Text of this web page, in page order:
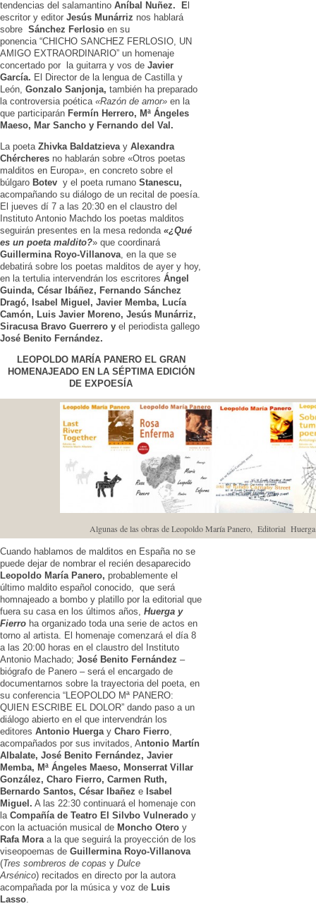
tendencias del salamantino Aníbal Nuñez. E
escritor y editor Jesús Munárriz nos hablará
sobre Sánchez Ferlosio en su
ponencia “CHICHO SANCHEZ FERLOSIO, UN
AMIGO EXTRAORDINARIO” un homenaje
concertado por la guitarra y vos de Javier
García. El Director de la lengua de Castilla y
León, Gonzalo Sanjonja, también ha preparado
la controversia poética «Razón de amor» en la
que participarán Fermín Herrero, Mª Ángeles
Maeso, Mar Sancho y Fernando del Val.
La poeta Zhivka Baldatzieva y Alexandra
Chércheres no hablarán sobre «Otros poetas
malditos en Europa», en concreto sobre el
búlgaro Botev y el poeta rumano Stanescu,
acompañando su diálogo de un recital de poesía.
El jueves dí 7 a las 20:30 en el claustro del
Instituto Antonio Machdo los poetas malditos
seguirán presentes en la mesa redonda «¿Qué
es un poeta maldito?» que coordinará
Guillermina Royo-Villanova , en la que se
debatirá sobre los poetas malditos de ayer y hoy,
en la tertulia intervendrán los escritores Ángel
Guinda, César Ibáñez, Fernando Sánchez
Dragó, Isabel Miguel, Javier Memba, Lucía
Camón, Luis Javier Moreno, Jesús Munárriz,
Siracusa Bravo Guerrero y el periodista gallego
José Benito Fernández.
LEOPOLDO MARÍA PANERO EL GRAN
HOMENAJEADO EN LA SÉPTIMA EDICIÓN
DE EXPOESÍA
Algunas de las obras de Leopoldo María Panero, Editorial
Cuando hablamos de malditos en España no se
puede dejar de nombrar el recién desaparecido
Leopoldo María Panero, probablemente el
último maldito español conocido, que será
homnajeado a bombo y platillo por la editorial que
fuera su casa en los últimos años, Huerga y
Fierro ha organizado toda una serie de actos en
torno al artista. El homenaje comenzará el día 8
a las 20:00 horas en el claustro del Instituto
Antonio Machado; José Benito Fernández –
biógrafo de Panero – será el encargado de
documentarnos sobre la trayectoria del poeta, en
su conferencia “LEOPOLDO Mª PANERO:
QUIEN ESCRIBE EL DOLOR” dando paso a un
diálogo abierto en el que intervendrán los
editores Antonio Huergay Charo Fierro,
acompañados por sus invitados, Antonio Martín
Albalate, José Benito Fernández, Javier
Memba, Mª Ángeles Maeso, Monserrat Villar
González, Charo Fierro, Carmen Ruth,
Bernardo Santos, César Ibañez e Isabel
Miguel. A las 22:30 continuará el homenaje con
laCompañía de Teatro El Silvbo Vulnerado y
con la actuación musical de Moncho Otero y
Rafa Mora a la que seguirá la proyección de los
viseopoemas de Guillermina Royo-Villanova
(Tres sombreros de copas y Dulce
Arsénico) recitados en directo por la autora
acompañada por la música y voz de Luis
Lasso.